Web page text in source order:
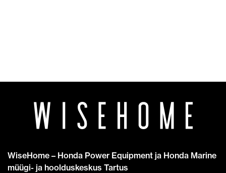
WiseHome – Honda Power Equipment ja Honda Marine
müügi- ja hoolduskeskus Tartus